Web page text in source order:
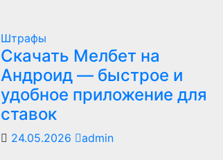
Штрафы
Скачать Мелбет на
Андроид — быстрое и
удобное приложение для
ставок
24.05.2026 admin